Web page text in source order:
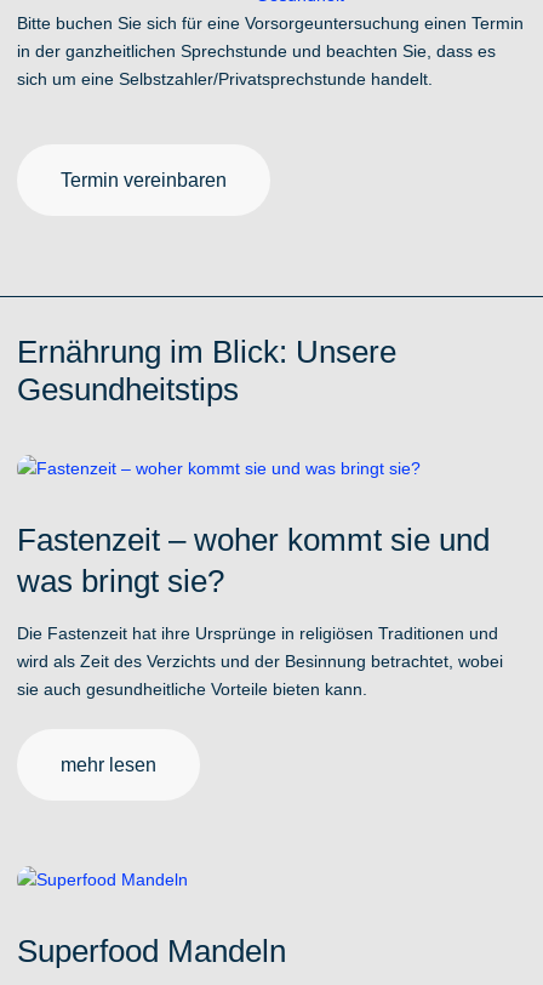
Bitte buchen Sie sich für eine Vorsorgeuntersuchung einen Termin
in der ganzheitlichen Sprechstunde und beachten Sie, dass es
sich um eine Selbstzahler/Privatsprechstunde handelt.
Termin vereinbaren
Ernährung im Blick: Unsere
Gesundheitstips
Fastenzeit – woher kommt sie und
was bringt sie?
Die Fastenzeit hat ihre Ursprünge in religiösen Traditionen und
wird als Zeit des Verzichts und der Besinnung betrachtet, wobei
sie auch gesundheitliche Vorteile bieten kann.
mehr lesen
Superfood Mandeln